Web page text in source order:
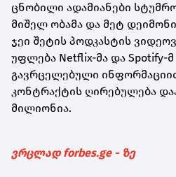
ცნობილი ადამიანები
მიშელ ობამა და მეტ
ჯეი შეტის პოდკასტის
უფლება Netflix-მა და Spotify-მ
გავრცელებული
კონტრაქტის ღირებულება
მილიონია.
ვრცლად forbes.ge - ზე